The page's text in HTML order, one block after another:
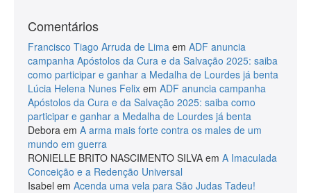
Comentários
Francisco Tiago Arruda de Lima em ADF anuncia
campanha Apóstolos da Cura e da Salvação 2025: saiba
como participar e ganhar a Medalha de Lourdes já benta
Lúcia Helena Nunes Felix em ADF anuncia campanha
Apóstolos da Cura e da Salvação 2025: saiba como
participar e ganhar a Medalha de Lourdes já benta
Debora em A arma mais forte contra os males de um
mundo em guerra
RONIELLE BRITO NASCIMENTO SILVA em A Imaculada
Conceição e a Redenção Universal
Isabel em Acenda uma vela para São Judas Tadeu!